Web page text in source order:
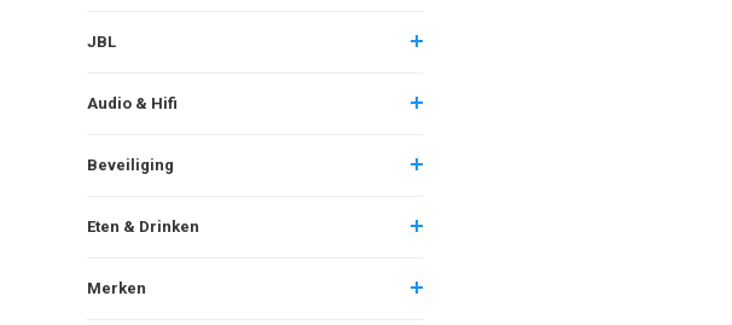
JBL
Audio & Hifi
Beveiliging
Eten & Drinken
Merken